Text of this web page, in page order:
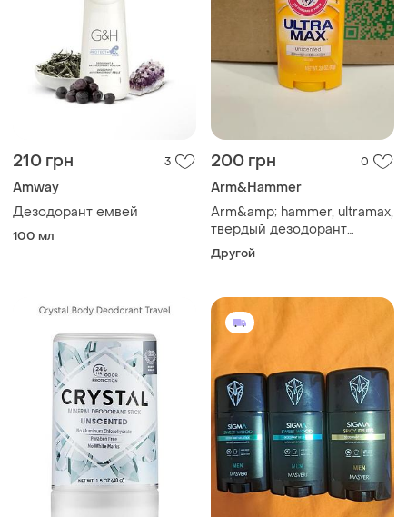
210 грн 3
Amway
Дезодорант емвей
100 мл
200 грн 0
Arm&Hammer
Arm&amp; hammer, ultramax,
твердый дезодорант
-антиперспирант, без
ароматизаторов
Другой